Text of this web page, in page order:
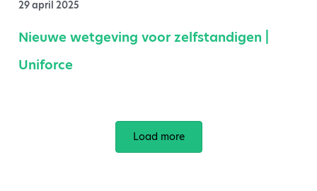
29 april 2025
Nieuwe wetgeving voor zelfstandigen |
Uniforce
Load more